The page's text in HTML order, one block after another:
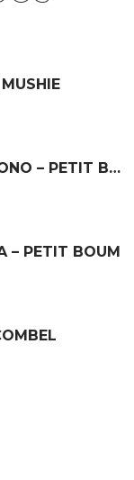
BOTELLA SENSORIAL SONORA MONO – PETIT BOUM
– PETIT BOUM